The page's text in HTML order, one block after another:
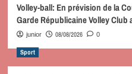
Volley-ball: En prévision de la
Garde Républicaine Volley
junior 08/08/2026 0
Sport